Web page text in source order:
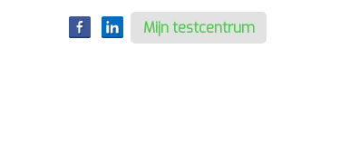
Mijn testcentrum